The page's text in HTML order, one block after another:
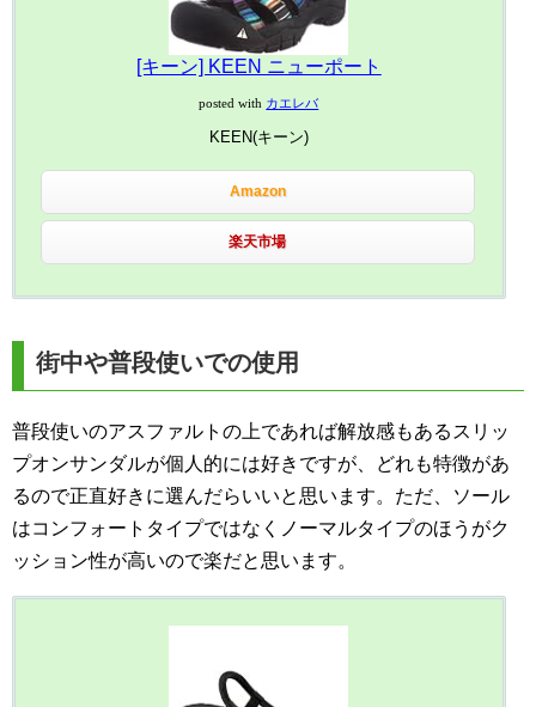
[キーン] KEEN ニューポート
posted with カエレバ
KEEN(キーン)
Amazon
楽天市場
街中や普段使いでの使用
普段使いのアスファルトの上であれば解放感もあるスリッ
プオンサンダルが個人的には好きですが、どれも特徴があ
るので正直好きに選んだらいいと思います。ただ、ソール
はコンフォートタイプではなくノーマルタイプのほうがク
ッション性が高いので楽だと思います。